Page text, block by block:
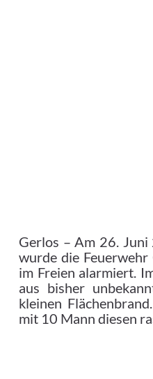
Gerlos – Am 26.
wurde die
im Freien alarmiert.
aus bisher
kleinen
mit 10 Mann diesen